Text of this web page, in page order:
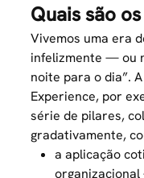
Quais são
Vivemos uma era
infelizmente — ou
noite para o dia”.
Experience, por
série de pilares,
gradativamente,
a aplicação